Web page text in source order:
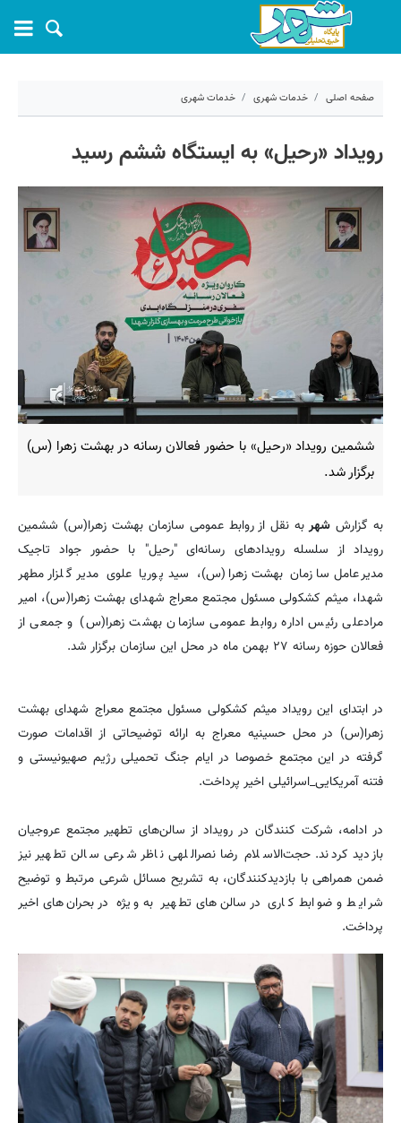
صفحه اصلی خدمات شهری خدمات شهری
78054
رویداد «رحیل» به ایستگاه ششم رسید
ششمین رویداد «رحیل» با حضور فعالان رسانه در بهشت زهرا (س)
برگزار شد.
به گزارش شهربه نقل از روابط عمومی سازمان بهشت زهرا(س) ششمین
رویداد از سلسله رویدادهای رسانه‌ای "رحیل" با حضور جواد تاجیک
مدیرعامل سازمان بهشت زهرا(س)، سید پوریا علوی مدیر گلزار مطهر
شهدا، میثم کشکولی مسئول مجتمع معراج شهدای بهشت زهرا(س)، امیر
مرادعلی رئیس اداره روابط عمومی سازمان بهشت زهرا(س) و جمعی از
فعالان حوزه رسانه‌ ۲۷ بهمن ماه در محل این سازمان برگزار شد.
در ابتدای این رویداد میثم کشکولی مسئول مجتمع معراج شهدای بهشت
زهرا(س) در محل حسینیه معراج به ارائه توضیحاتی از اقدامات صورت
گرفته در این مجتمع خصوصا در ایام جنگ تحمیلی رژیم صهیونیستی و
فتنه آمریکایی_اسرائیلی اخیر پرداخت.
در ادامه، شرکت کنندگان در رویداد از سالن‌های تطهیر مجتمع عروجیان
بازدید کردند. حجت‌الاسلام رضا نصراللهی ناظر شرعی سالن تطهیر نیز
ضمن همراهی با بازدیدکنندگان، به تشریح مسائل شرعی مرتبط و توضیح
شرایط و ضوابط کاری در سالن‌های تطهیر به ویژه در بحران‌های اخیر
پرداخت.